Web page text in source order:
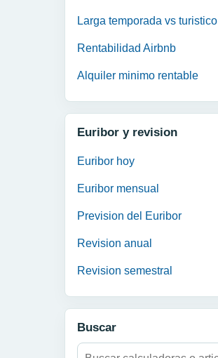
Larga temporada vs turistico
Rentabilidad Airbnb
Alquiler minimo rentable
Euribor y revision
Euribor hoy
Euribor mensual
Prevision del Euribor
Revision anual
Revision semestral
Buscar
Buscar: